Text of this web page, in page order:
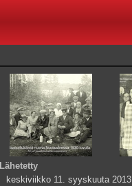
Lähetetty
keskiviikko 11. syyskuuta 2013